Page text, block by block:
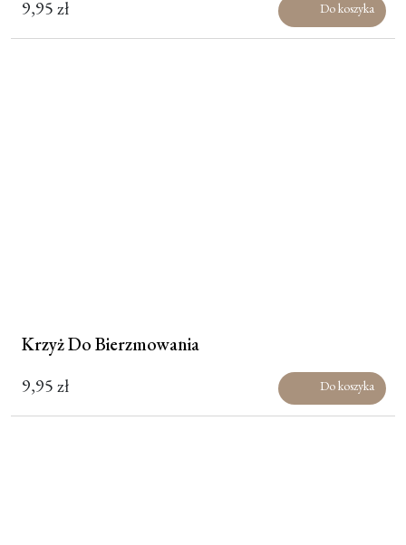
9,95zł Do koszyka
Krzyż Do Bierzmowania
9,95zł Do koszyka